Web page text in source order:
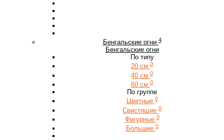
Бенгальские огни 4
Бенгальские огни
По типу
20 см 0
40 см 0
60 см 0
По группе
Цветные 0
Свистящие 0
Фигурные 0
Большие 0